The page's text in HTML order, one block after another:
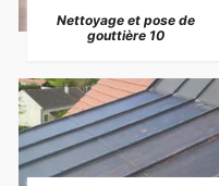
Nettoyage et pose de
gouttière 10